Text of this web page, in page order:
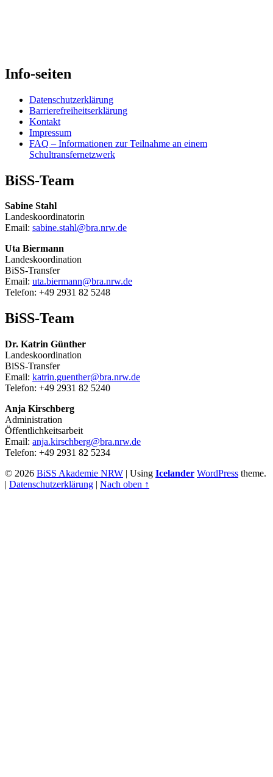
Info-seiten
Datenschutzerklärung
Barrierefreiheitserklärung
Kontakt
Impressum
FAQ – Informationen zur Teilnahme an einem
Schultransfernetzwerk
BiSS-Team
Sabine Stahl
Landeskoordinatorin
Email: sabine.stahl@bra.nrw.de
Uta Biermann
Landeskoordination
BiSS-Transfer
Email: uta.biermann@bra.nrw.de
Telefon: +49 2931 82 5248
BiSS-Team
Dr. Katrin Günther
Landeskoordination
BiSS-Transfer
Email: katrin.guenther@bra.nrw.de
Telefon: +49 2931 82 5240
Anja Kirschberg
Administration
Öffentlichkeitsarbeit
Email: anja.kirschberg@bra.nrw.de
Telefon: +49 2931 82 5234
© 2026 BiSS Akademie NRW | Using Icelander WordPress theme.
| Datenschutzerklärung | Nach oben ↑